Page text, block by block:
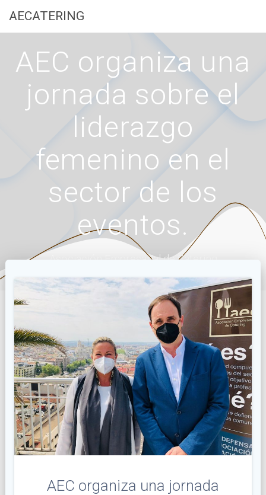
AECATERING
AEC organiza una
jornada sobre el
liderazgo
femenino en el
sector de los
eventos.
Asociación Empresarial de Catering
AEC organiza una jornada